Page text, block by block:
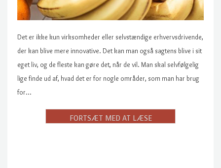
Det er ikke kun virksomheder eller selvstændige erhvervsdrivende,
der kan blive mere innovative. Det kan man også sagtens blive i sit
eget liv, og de fleste kan gøre det, når de vil. Man skal selvfølgelig
lige finde ud af, hvad det er for nogle områder, som man har brug
for…